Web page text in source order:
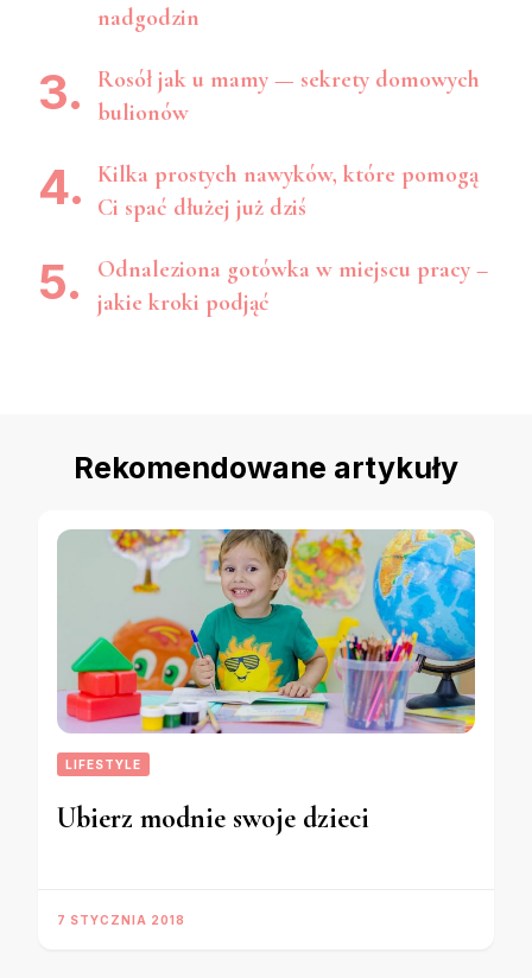
nadgodzin
Rosół jak u mamy — sekrety domowych
bulionów
Kilka prostych nawyków, które pomogą
Ci spać dłużej już dziś
Odnaleziona gotówka w miejscu pracy –
jakie kroki podjąć
Rekomendowane artykuły
LIFESTYLE
Ubierz modnie swoje dzieci
7 STYCZNIA 2018